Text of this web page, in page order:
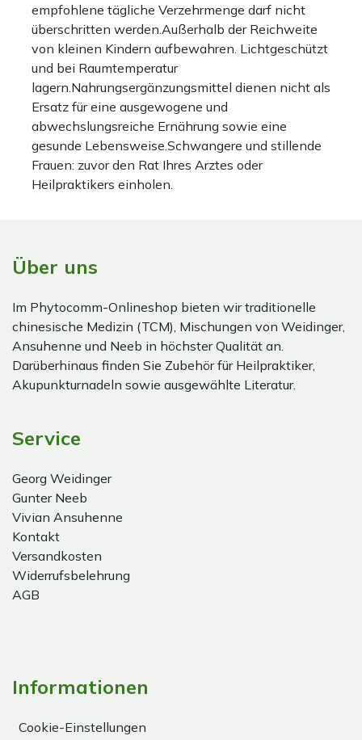
empfohlene tägliche Verzehrmenge darf nicht
überschritten werden.Außerhalb der Reichweite
von kleinen Kindern aufbewahren. Lichtgeschützt
und bei Raumtemperatur
lagern.Nahrungsergänzungsmittel dienen nicht als
Ersatz für eine ausgewogene und
abwechslungsreiche Ernährung sowie eine
gesunde Lebensweise.Schwangere und stillende
Frauen: zuvor den Rat Ihres Arztes oder
Heilpraktikers einholen.
Über uns
Im Phytocomm-Onlineshop bieten wir traditionelle
chinesische Medizin (TCM), Mischungen von Weidinger,
Ansuhenne und Neeb in höchster Qualität an.
Darüberhinaus finden Sie Zubehör für Heilpraktiker,
Akupunkturnadeln sowie ausgewählte Literatur.
Service
Georg Weidinger
Gunter Neeb
Vivian Ansuhenne
Kontakt
Versandkosten
Widerrufsbelehrung
AGB
Informationen
Cookie-Einstellungen